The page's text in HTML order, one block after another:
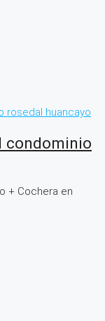
condominio
+ Cochera en